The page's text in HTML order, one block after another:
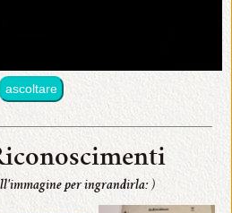
ascoltare
per ingrandirla: )